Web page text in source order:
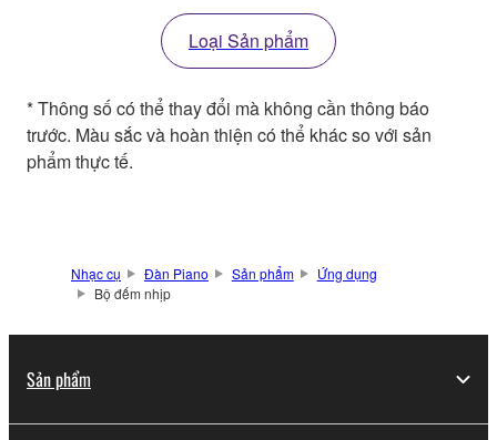
Loại Sản phẩm
* Thông số có thể thay đổi mà không cần thông báo
trước. Màu sắc và hoàn thiện có thể khác so với sản
phẩm thực tế.
Nhạc cụ Đàn Piano Sản phẩm
Ứng dụng
Bộ đếm nhịp
Sản phẩm